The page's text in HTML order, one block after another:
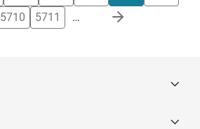
5710 5711 …